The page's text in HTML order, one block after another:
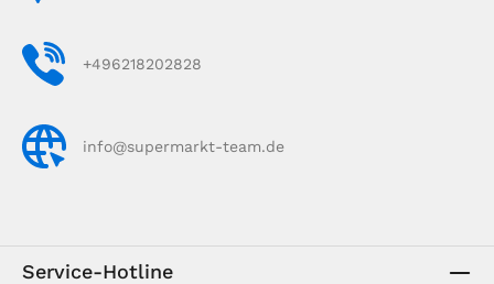
+496218202828
info@supermarkt-team.de
Service-Hotline